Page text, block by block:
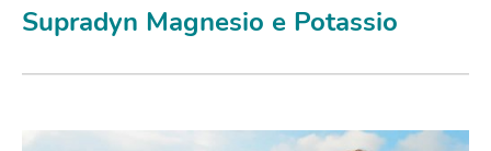
Supradyn Magnesio e Potassio